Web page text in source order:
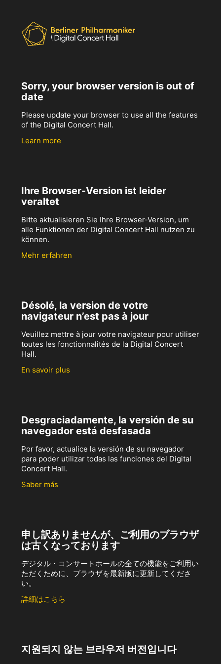
Sorry, your browser version is out of
date
Please update your browser to use all the features
of the Digital Concert Hall.
Learn more
Ihre Browser-Version ist leider
veraltet
Bitte aktualisieren Sie Ihre Browser-Version, um
alle Funktionen der Digital Concert Hall nutzen zu
können.
Mehr erfahren
Désolé, la version de votre
navigateur n’est pas à jour
Veuillez mettre à jour votre navigateur pour utiliser
toutes les fonctionnalités de la Digital Concert
Hall.
En savoir plus
Desgraciadamente, la versión de su
navegador está desfasada
Por favor, actualice la versión de su navegador
para poder utilizar todas las funciones del Digital
Concert Hall.
Saber más
申し訳ありませんが、ご利用のブラウザ
は古くなっております
デジタル・コンサートホールの全ての機能をご利用い
ただくために、ブラウザを最新版に更新してくださ
い。
詳細はこちら
지원되지 않는 브라우저 버전입니다